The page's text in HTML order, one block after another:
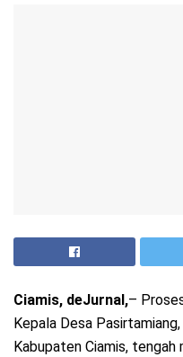
Ciamis, deJurnal,–
Kepala Desa
Kabupaten Ciamis,